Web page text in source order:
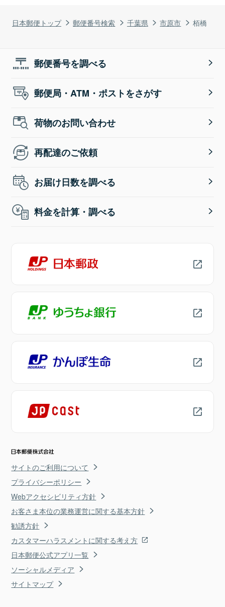
日本郵便トップ 郵便番号検索 千葉県 市原市 栢橋
郵便番号を調べる
郵便局・ATM・ポストをさがす
荷物のお問い合わせ
再配達のご依頼
お届け日数を調べる
料金を計算・調べる
サイトのご利用について
プライバシーポリシー
Webアクセシビリティ方針
お客さま本位の業務運営に関する基本方針
勧誘方針
カスタマーハラスメントに関する考え方
日本郵便公式アプリ一覧
ソーシャルメディア
サイトマップ